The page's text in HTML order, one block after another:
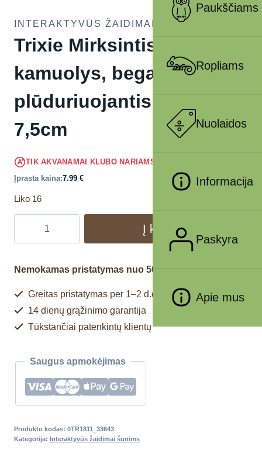
Paukščiams
Ropliams
Nuolaidos
Informacija
Paskyra
Apie mus
INTERAKTYVŪS ŽAIDIMAI ŠUNIMS
Trixie Mirksintis
kamuolys, begarsis,
plūduriuojantis, TPR, ø
7,5cm
TIK AKVANAMAI KLUBO NARIAMS
Įprasta kaina:7.99 €
Liko 16
Į krepšelį
Nemokamas pristatymas nuo 50€
Greitas pristatymas per 1–2 d.d.
14 dienų grąžinimo garantija
Tūkstančiai patenkintų klientų
Saugus apmokėjimas
Produkto kodas: 0TR1811_33643
Kategorija: Interaktyvūs žaidimai šunims